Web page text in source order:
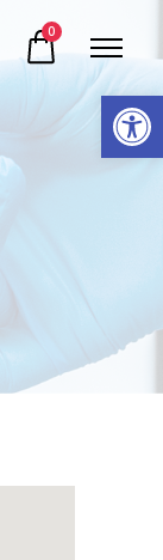
Otwórz pasek narzędzi
0